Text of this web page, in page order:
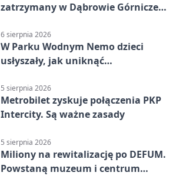
zatrzymany w Dąbrowie Górniczej.
6 sierpnia 2026
W Parku Wodnym Nemo dzieci
usłyszały, jak uniknąć
5 sierpnia 2026
Metrobilet zyskuje połączenia PKP
Intercity. Są ważne zasady
5 sierpnia 2026
Miliony na rewitalizację po DEFUM.
Powstaną muzeum i centrum